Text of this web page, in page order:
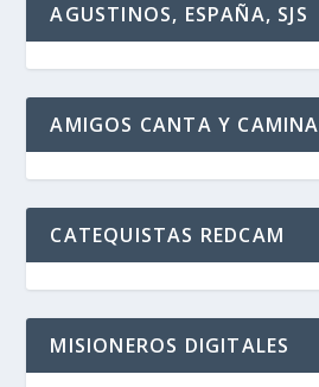
AGUSTINOS, ESPAÑA, SJS
AMIGOS CANTA Y CAMINA
CATEQUISTAS REDCAM
MISIONEROS DIGITALES